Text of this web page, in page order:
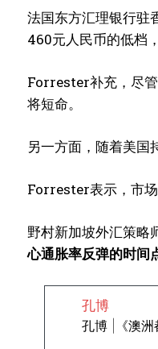
法国东方汇理银行驻
460元人民币的低档
Forrester补充，尽
将短命。
另一方面，随着美国
Forrester表示，市场
野村新加坡外汇策
心通胀率反弹的时间
孔博
孔博 |《澳洲